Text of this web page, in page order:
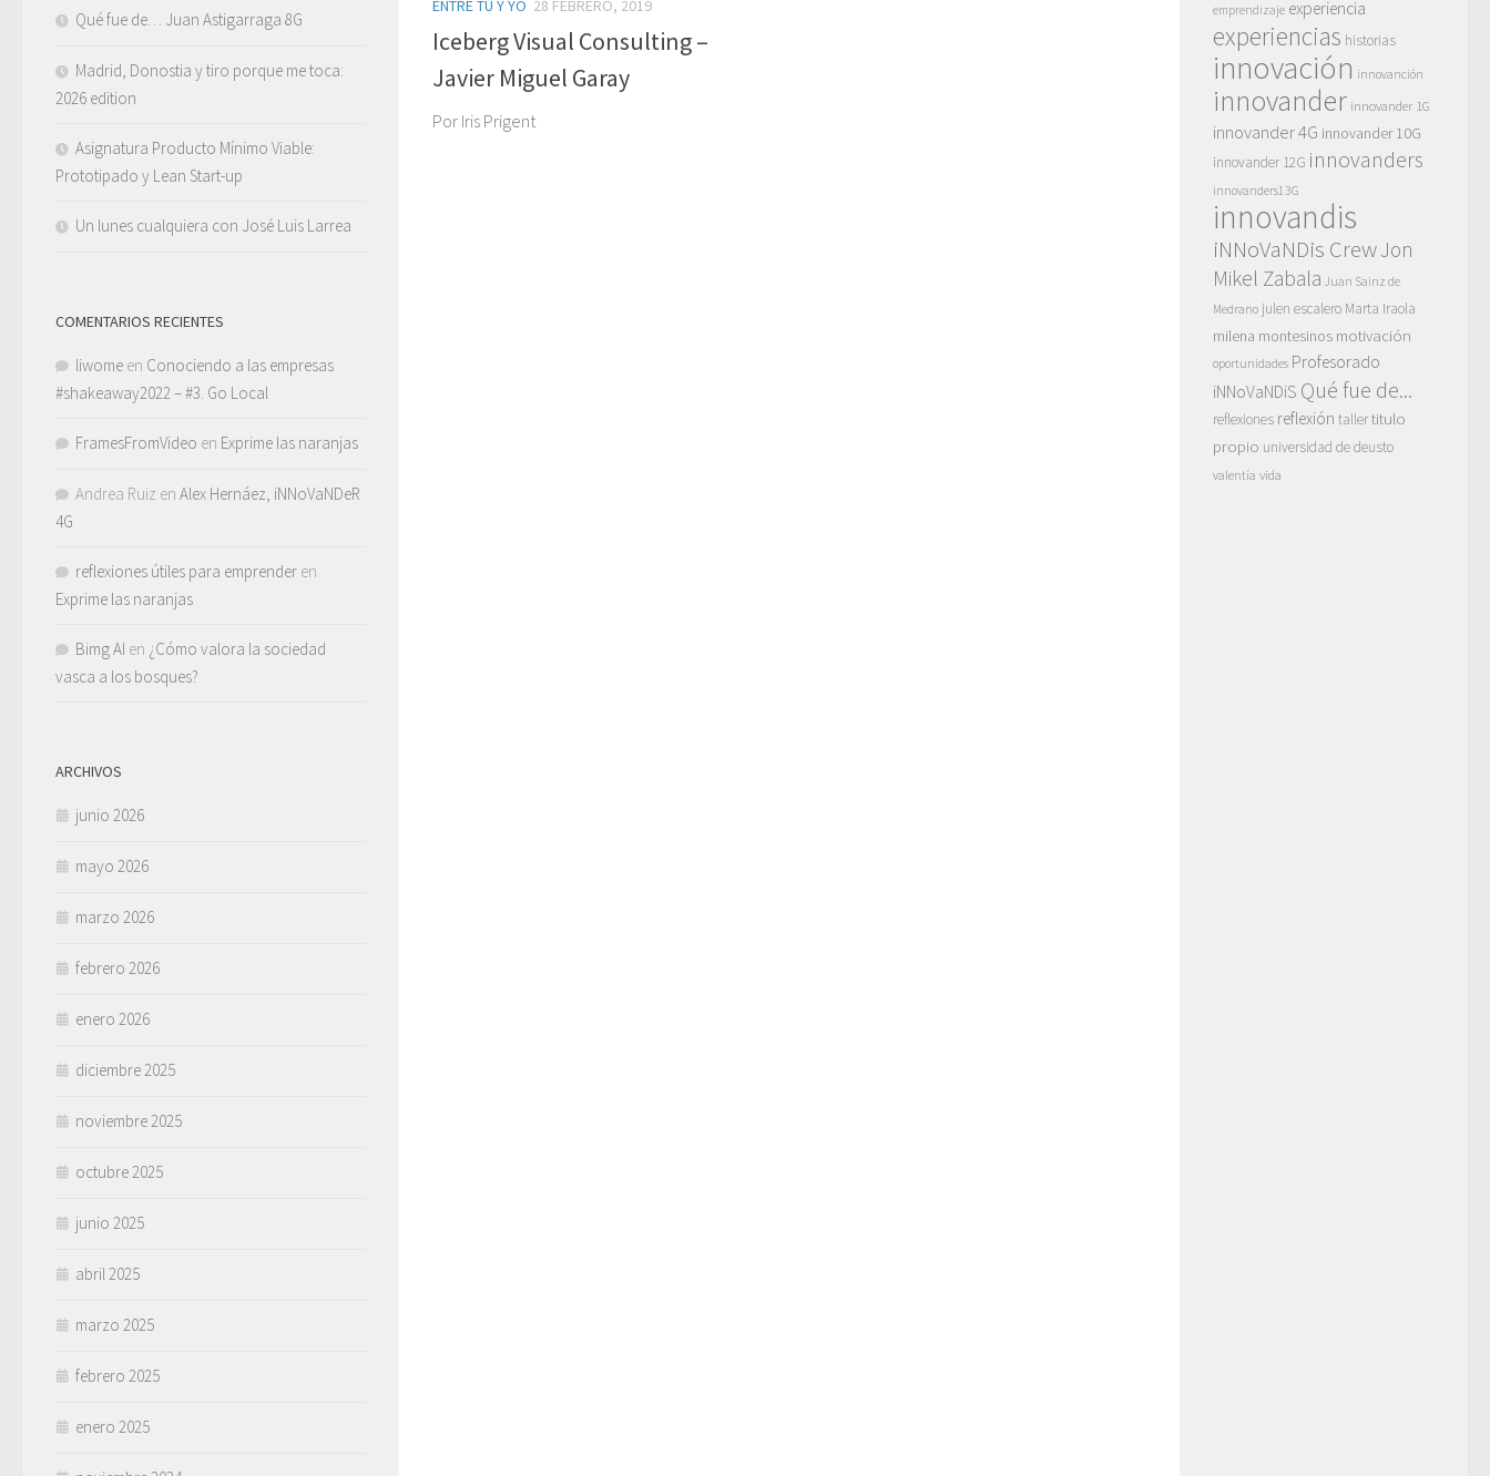
ENTRE TÚ Y YO 28 FEBRERO, 2019
Iceberg Visual Consulting –
Javier Miguel Garay
Por Iris Prigent
Qué fue de… Juan Astigarraga 8G
Madrid, Donostia y tiro porque me toca:
2026 edition
Asignatura Producto Mínimo Viable:
Prototipado y Lean Start-up
Un lunes cualquiera con José Luis Larrea
COMENTARIOS RECIENTES
liwome en Conociendo a las empresas
#shakeaway2022 – #3. Go Local
FramesFromVideo en Exprime las naranjas
Andrea Ruiz en Alex Hernáez, iNNoVaNDeR
4G
reflexiones útiles para emprender en
Exprime las naranjas
Bimg AI en ¿Cómo valora la sociedad
vasca a los bosques?
ARCHIVOS
junio 2026
mayo 2026
marzo 2026
febrero 2026
enero 2026
diciembre 2025
noviembre 2025
octubre 2025
junio 2025
abril 2025
marzo 2025
febrero 2025
enero 2025
emprendizaje experiencia
experiencias historias
innovación innovanción
innovander innovander 1G
innovander 4G innovander 10G
innovander 12G innovanders
innovanders13G
innovandis
iNNoVaNDis CrewJon
Mikel Zabala Juan Sainz de
Medrano julen escalero Marta Iraola
milena montesinos motivación
oportunidades Profesorado
iNNoVaNDiS Qué fue de...
reflexiones reflexión tallertitulo
propio universidad de deusto
valentía vida